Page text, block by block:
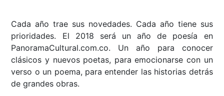
Cada año trae sus novedades. Cada año tiene sus
prioridades. El 2018 será un año de poesía en
PanoramaCultural.com.co. Un año para conocer
clásicos y nuevos poetas, para emocionarse con un
verso o un poema, para entender las historias detrás
de grandes obras.